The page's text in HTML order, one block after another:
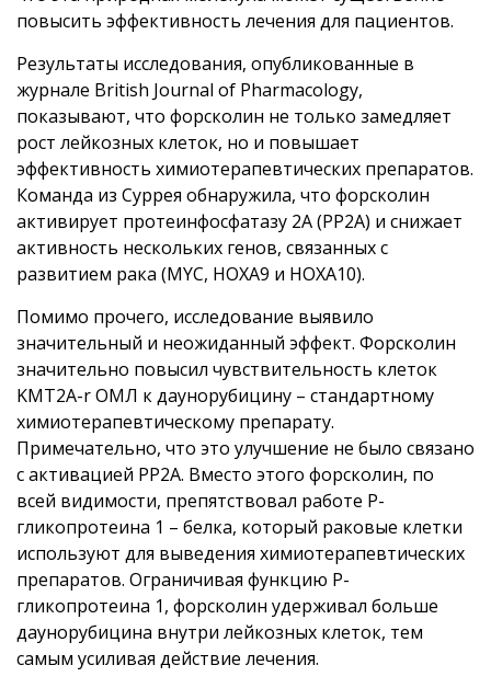
повысить эффективность лечения для пациентов.
Результаты исследования, опубликованные в
журнале British Journal of Pharmacology,
показывают, что форсколин не только замедляет
рост лейкозных клеток, но и повышает
эффективность химиотерапевтических препаратов.
Команда из Суррея обнаружила, что форсколин
активирует протеинфосфатазу 2А (PP2A) и снижает
активность нескольких генов, связанных с
развитием рака (MYC, HOXA9 и HOXA10).
Помимо прочего, исследование выявило
значительный и неожиданный эффект. Форсколин
значительно повысил чувствительность клеток
KMT2A-r ОМЛ к даунорубицину – стандартному
химиотерапевтическому препарату.
Примечательно, что это улучшение не было связано
с активацией PP2A. Вместо этого форсколин, по
всей видимости, препятствовал работе P-
гликопротеина 1 – белка, который раковые клетки
используют для выведения химиотерапевтических
препаратов. Ограничивая функцию P-
гликопротеина 1, форсколин удерживал больше
даунорубицина внутри лейкозных клеток, тем
самым усиливая действие лечения.